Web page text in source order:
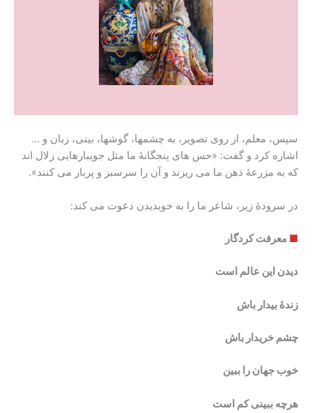
سپس، معلم، از روی تصویر، به چشمها، گوشها، بینی، زبان و …
اشاره کرد و گفت: «حس های پنجگانۀ ما مثل جویبارهایی زلال اند
که به مزرعۀ ذهن ما می ریزند و آن را سرسبز و پربار می کنند».
در سرودهٔ زیر، شاعر ما را به خوبدیدن دعوت می کند:
■ معرفت کردگار
دیدن این عالم است
زندۀ بیدار باش
چشم خریدار باش
خوب جهان را ببین
هرچه ببینی کم است